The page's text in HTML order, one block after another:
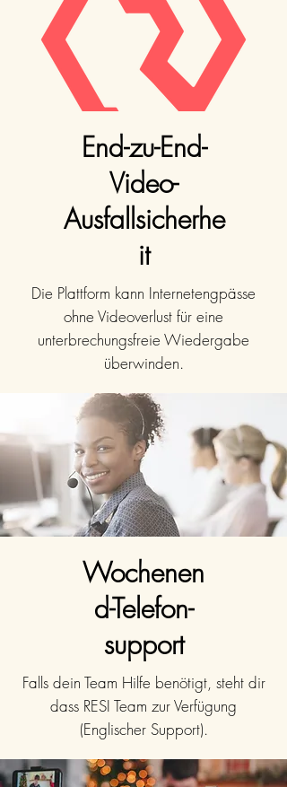
End-zu-End-
Video-
Ausfallsicherhe
it
Die Plattform kann Internetengpässe
ohne Videoverlust für eine
unterbrechungsfreie Wiedergabe
überwinden.
Wochenen
d-Telefon-
support
Falls dein Team Hilfe benötigt, steht dir
dass RESI Team zur Verfügung
(Englischer Support).